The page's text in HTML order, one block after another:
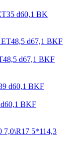
d60,1 BK
d67,1 BKF
BKF